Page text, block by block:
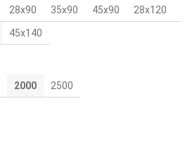
28х90 35х90 45х90 28х120
45х140
2000 2500